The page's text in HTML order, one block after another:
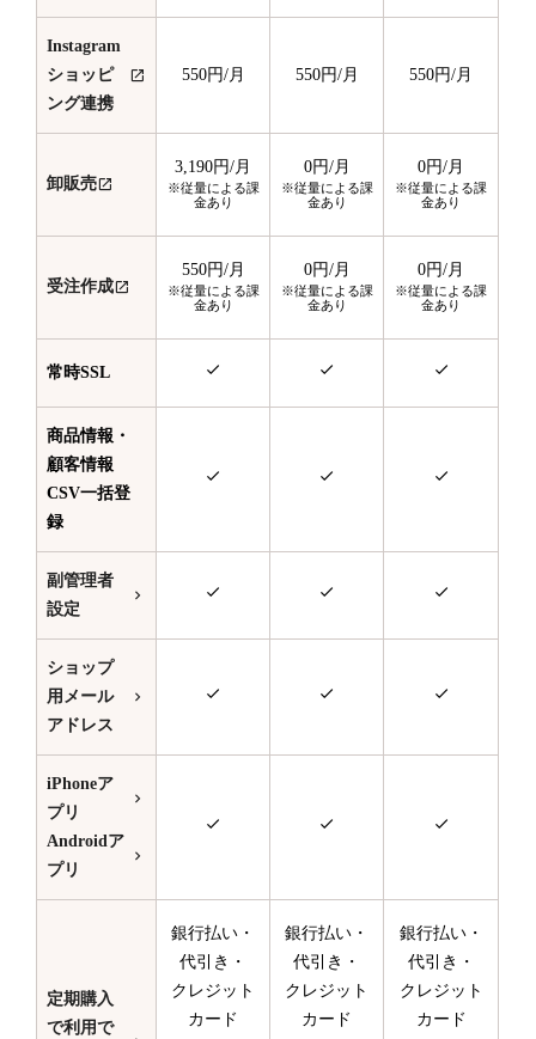
Instagram
ショッピ
ング連携
550円/月 550円/月 550円/月
卸販売
3,190円/月
※従量による課
金あり
0円/月
※従量による課
金あり
0円/月
※従量による課
金あり
受注作成
550円/月
※従量による課
金あり
0円/月
※従量による課
金あり
0円/月
※従量による課
金あり
常時SSL
商品情報・
顧客情報
CSV一括登
録
副管理者
設定
ショップ
用メール
アドレス
iPhoneア
プリ
Androidア
プリ
定期購入
で利用で
銀行払い・
代引き・
クレジット
カード
銀行払い・
代引き・
クレジット
カード
銀行払い・
代引き・
クレジット
カード